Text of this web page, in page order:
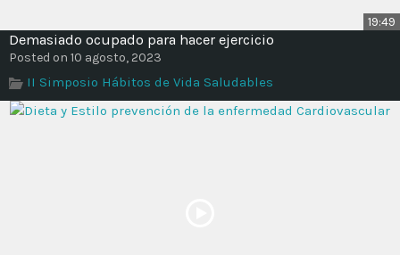
19:49
Demasiado ocupado para hacer ejercicio
Posted on 10 agosto, 2023
II Simposio Hábitos de Vida Saludables